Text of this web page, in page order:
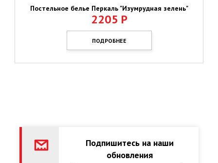
Постельное белье Перкаль "Изумрудная зелень"
2205 Р
ПОДРОБНЕЕ
Подпишитесь на наши
обновления